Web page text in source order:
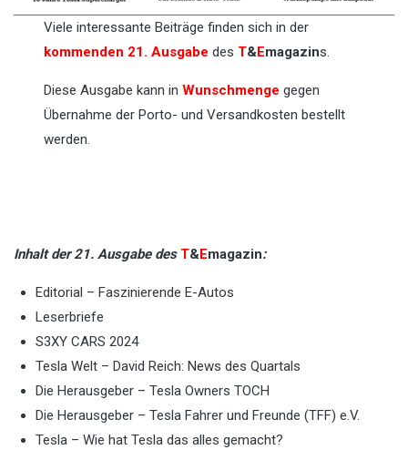
Viele interessante Beiträge finden sich in der
kommenden 21. Ausgabe des T&Emagazins.
Diese Ausgabe kann inWunschmenge gegen
Übernahme der Porto- und Versandkosten bestellt
werden.
Inhalt der 21. Ausgabe des T&Emagazin:
Editorial – Faszinierende E-Autos
Leserbriefe
S3XY CARS 2024
Tesla Welt – David Reich: News des Quartals
Die Herausgeber – Tesla Owners TOCH
Die Herausgeber – Tesla Fahrer und Freunde (TFF) e.V.
Tesla – Wie hat Tesla das alles gemacht?